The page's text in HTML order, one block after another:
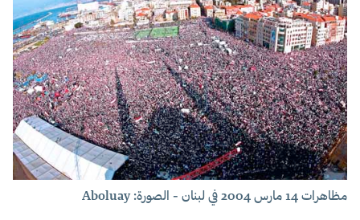
مظاهرات 14 مارس 2004 في لبنان - الصورة: Aboluay